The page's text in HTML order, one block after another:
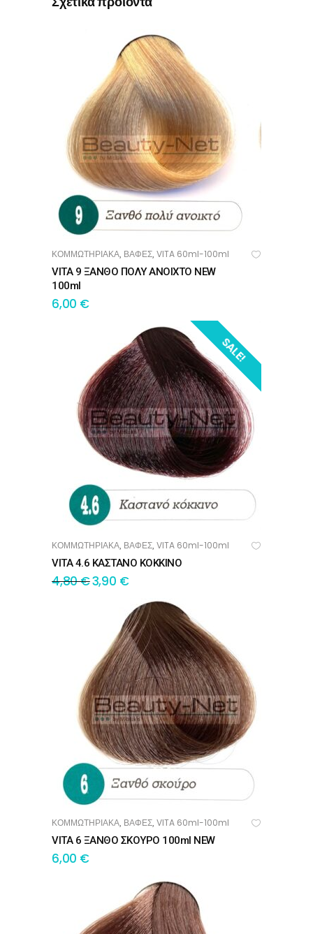
ΠΡΟΣΘΉΚΗ ΣΤΟ ΚΑΛΆΘΙ
ΚΟΜΜΩΤΗΡΙΑΚΑ, ΒΑΦΕΣ, VITA 60ml-100ml
VITA 9 ΞΑΝΘΟ ΠΟΛΥ ΑΝΟΙΧΤΟ NEW
100ml
6,00 €
SALE!
ΠΡΟΣΘΉΚΗ ΣΤΟ ΚΑΛΆΘΙ
ΚΟΜΜΩΤΗΡΙΑΚΑ, ΒΑΦΕΣ, VITA 60ml-100ml
VITA 4.6 ΚΑΣΤΑΝΟ ΚΟΚΚΙΝΟ
4,80€3,90 €
ΠΡΟΣΘΉΚΗ ΣΤΟ ΚΑΛΆΘΙ
ΚΟΜΜΩΤΗΡΙΑΚΑ, ΒΑΦΕΣ, VITA 60ml-100ml
VITA 6 ΞΑΝΘΟ ΣΚΟΥΡΟ 100ml NEW
6,00 €